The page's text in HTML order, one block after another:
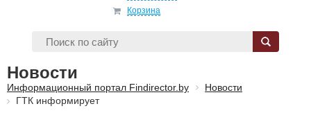
Корзина
Новости
Информационный портал Findirector.by
Новости
ГТК информирует